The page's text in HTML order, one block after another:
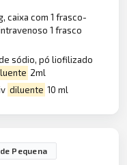
caixa com 1 frasco-
1 frasco
sódio, pó liofilizado
2ml
diluente 10 ml
Pequena